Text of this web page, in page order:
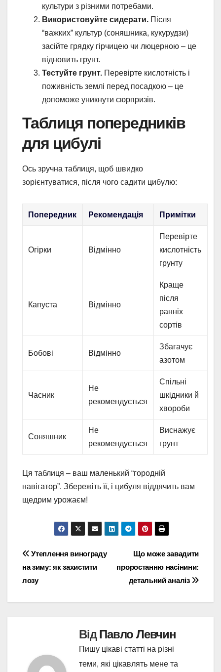
культури з різними потребами.
Використовуйте сидерати. Після
“важких” культур (соняшника, кукурудзи)
засійте грядку гірчицею чи люцерною – це
відновить грунт.
Тестуйте грунт. Перевірте кислотність і
поживність землі перед посадкою – це
допоможе уникнути сюрпризів.
Таблиця попередників
для цибулі
Ось зручна таблиця, щоб швидко
зорієнтуватися, після чого садити цибулю:
Попередник Рекомендація Примітки
Огірки Відмінно
Перевірте
кислотність
грунту
Капуста Відмінно
Краще
після
ранніх
сортів
Бобові Відмінно
Збагачує
азотом
Часник
Не
рекомендується
Спільні
шкідники й
хвороби
Соняшник
Не
рекомендується
Виснажує
грунт
Ця таблиця – ваш маленький “городній
навігатор”. Збережіть її, і цибуля віддячить вам
щедрим урожаєм!
Навігація
записів
Що може завадити
проростанню насінини:
детальний аналіз
Утеплення винограду
на зиму: як захистити
лозу
ВідПавло Левчин
Пишу цікаві статті на різні
теми, які цікавлять мене та